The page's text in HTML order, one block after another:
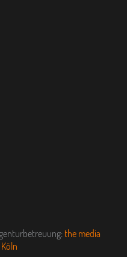
the media